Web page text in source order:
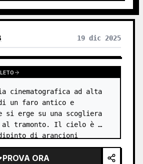
scritta a mano, adatta a ogni
19 dic 2025
cinematografica ad alta
un faro antico e
si erge su una scogliera
tramonto. Il cielo è
di arancioni
e blu, con raggi di luce
le nuvole. …
PROVA ORA